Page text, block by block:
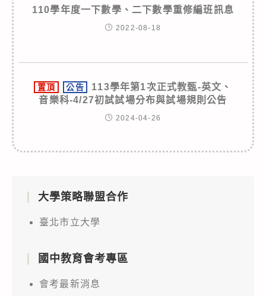
110學年度一下數學、二下數學重修編班訊息
2022-08-18
置頂 公告
113學年第1次正式教甄-英文、
音樂科-4/27初試試場分布與試場規則公告
2024-04-26
大學策略聯盟合作
臺北市立大學
國中教育會考專區
會考最新消息